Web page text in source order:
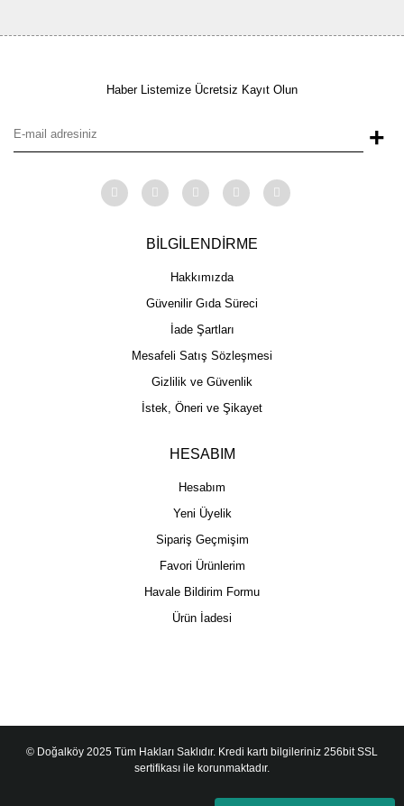
Haber Listemize Ücretsiz Kayıt Olun
+
BİLGİLENDİRME
Hakkımızda
Güvenilir Gıda Süreci
İade Şartları
Mesafeli Satış Sözleşmesi
Gizlilik ve Güvenlik
İstek, Öneri ve Şikayet
HESABIM
Hesabım
Yeni Üyelik
Sipariş Geçmişim
Favori Ürünlerim
Havale Bildirim Formu
Ürün İadesi
© Doğalköy 2025 Tüm Hakları Saklıdır. Kredi kartı bilgileriniz 256bit SSL
sertifikası ile korunmaktadır.